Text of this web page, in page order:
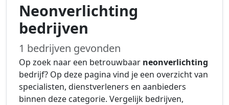
Neonverlichting
bedrijven
1 bedrijven gevonden
Op zoek naar een betrouwbaar neonverlichting
bedrijf? Op deze pagina vind je een overzicht van
specialisten, dienstverleners en aanbieders
binnen deze categorie. Vergelijk bedrijven,